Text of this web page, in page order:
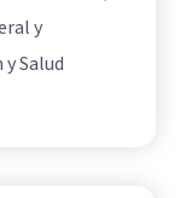
y
Salud